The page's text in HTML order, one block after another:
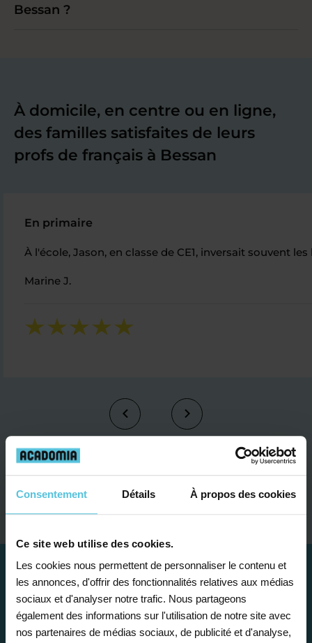
Consentement Détails À propos des cookies
Ce site web utilise des cookies.
Les cookies nous permettent de personnaliser le contenu et
les annonces, d'offrir des fonctionnalités relatives aux médias
sociaux et d'analyser notre trafic. Nous partageons
également des informations sur l'utilisation de notre site avec
nos partenaires de médias sociaux, de publicité et d'analyse,
Bessan ?
À domicile, en centre ou en ligne,
des familles satisfaites de leurs
profs de français à Bessan
En primaire
À l'école, Jason, en classe de CE1, inversait souvent
Marine J.
Je contacte un conseiller